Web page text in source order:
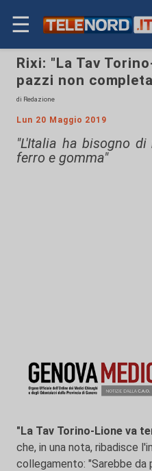
☰
Rixi: "La Tav
pazzi non
di Redazione
Lun 20 Maggio 2019
"L'Italia ha bisogno
ferro e gomma"
"La Tav Torino-Lione va
che, in una nota, ribadisce
collegamento: "Sarebbe da